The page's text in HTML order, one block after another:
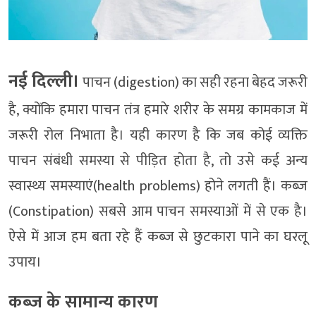
नई दिल्ली। पाचन (digestion) का सही रहना बेहद जरूरी
है, क्योंकि हमारा पाचन तंत्र हमारे शरीर के समग्र कामकाज में
जरूरी रोल निभाता है। यही कारण है कि जब कोई व्यक्ति
पाचन संबंधी समस्या से पीड़ित होता है, तो उसे कई अन्य
स्वास्थ्य समस्याएं(health problems) होने लगती हैं। कब्ज
(Constipation) सबसे आम पाचन समस्याओं में से एक है।
ऐसे में आज हम बता रहे हैं कब्ज से छुटकारा पाने का घरलू
उपाय।
कब्ज के सामान्य कारण